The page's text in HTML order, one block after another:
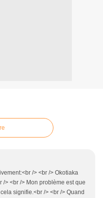
/> <br /> Okotiaka
/> <br /> Mon problème est que
signifie.<br /> <br /> Quand